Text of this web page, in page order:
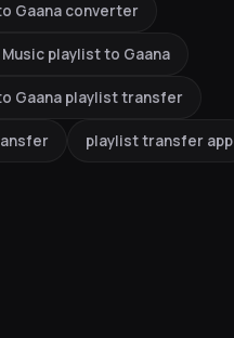
Gaana converter
playlist to Gaana
Gaana playlist transfer
playlist transfer app